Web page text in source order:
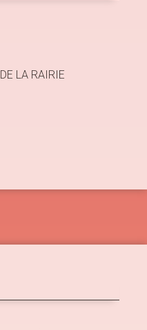
LA RAIRIE